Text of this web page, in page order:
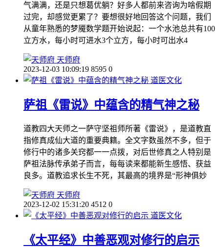
气满满，还是只想葛优躺？好多人都前来咨询为啥假期
过完，却感觉更累了？要想很好地回答这个问题，我们
从童年熟悉的梦魇数学题开始说起：一个水池总共有100
立方水，每小时可进水3个立方，每小时可出水4
天师府
2023-12-03 10:09:19 8595 0
道医文化
萨祖《雷说》中蕴含的精气神之秘
道教四大天师之一萨守坚祖师所著《雷说》，是道教直
指修真成仙大道的重要典籍。全文字数虽然不多，但于
修行中的诸多关窍都一一点拨，对后世修真之人特别是
萨祖法脉传承弟子而言，每每读来都能新生感悟、获益
良多。道教追求长生不死，其最高的境界是“形神俱妙
天师府
2023-12-02 15:31:20 4512 0
道医文化
《太平经》中善恶观对修行的启示